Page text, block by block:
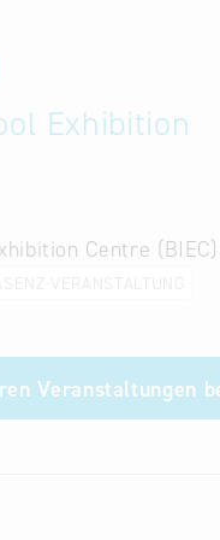
Exhibition
Centre (BIEC)
VERANSTALTUNG
Veranstaltungen